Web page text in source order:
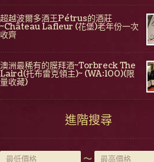
超越波爾多酒王Pétrus的酒莊
~Château Lafleur (花堡)老年份一次
收齊
澳洲最稀有的膜拜酒~Torbreck The
Laird(托布雷克領主)~ (WA:100)(限
量收藏)
進階搜尋
~